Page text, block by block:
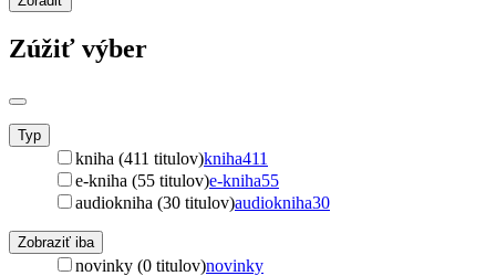
Zúžiť výber
Typ
kniha (411 titulov)kniha411
e-kniha (55 titulov)e-kniha55
audiokniha (30 titulov)audiokniha30
Zobraziť iba
novinky (0 titulov)novinky